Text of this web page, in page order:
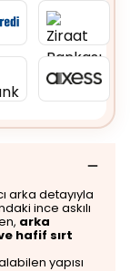
arka detayıyla
ince askılı
arka
hafif sırt
yapısı